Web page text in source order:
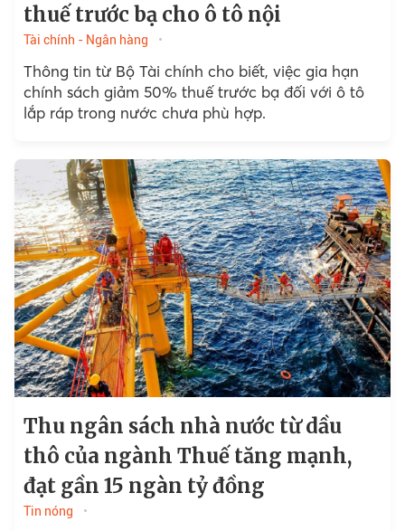
thuế trước bạ cho ô tô nội
Tài chính - Ngân hàng
Thông tin từ Bộ Tài chính cho biết, việc gia hạn
chính sách giảm 50% thuế trước bạ đối với ô tô
lắp ráp trong nước chưa phù hợp.
Thu ngân sách nhà nước từ dầu
thô của ngành Thuế tăng mạnh,
đạt gần 15 ngàn tỷ đồng
Tin nóng